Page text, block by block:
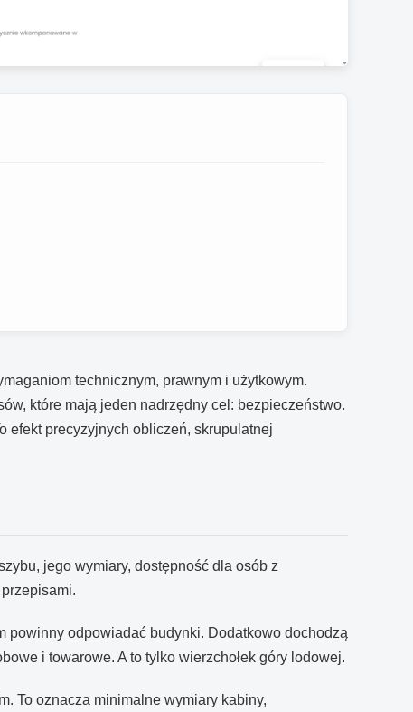
technicznym, prawnym i użytkowym.
które mają jeden nadrzędny cel: bezpieczeństwo.
efekt precyzyjnych obliczeń, skrupulatnej
jego wymiary, dostępność dla osób z
powinny odpowiadać budynki. Dodatkowo dochodzą
i towarowe. A to tylko wierzchołek góry lodowej.
To oznacza minimalne wymiary kabiny,